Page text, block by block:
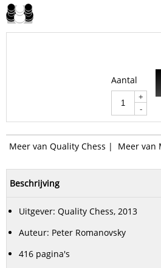
Aantal
+
-
Meer van Quality Chess | Meer van
Beschrijving
Uitgever: Quality Chess, 2013
Auteur: Peter Romanovsky
416 pagina's